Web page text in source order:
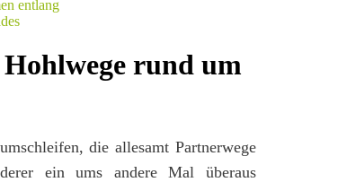
rund um
die allesamt Partnerwege
ein ums andere Mal überaus